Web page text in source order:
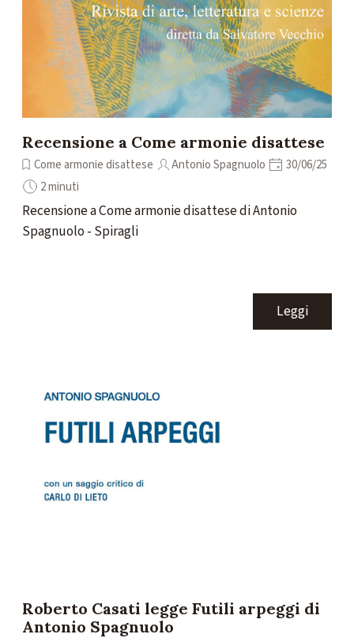
Recensione a Come armonie disattese
Come armonie disattese Antonio Spagnuolo
30/06/25
2 minuti
Recensione a Come armonie disattese di Antonio
Spagnuolo - Spiragli
Leggi
Roberto Casati legge Futili arpeggi di
Antonio Spagnuolo